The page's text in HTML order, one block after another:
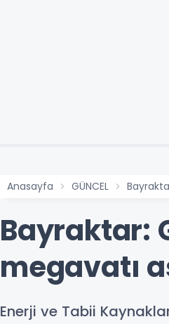
Anasayfa GÜNCEL
Bayraktar:
megavatı
Enerji ve Tabii